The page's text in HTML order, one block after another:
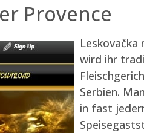
Provence
Leskovačka
wird ihr
Serbien.
in fast